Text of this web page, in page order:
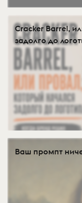
Cracker Barrel,
задолго до
Ваш промпт